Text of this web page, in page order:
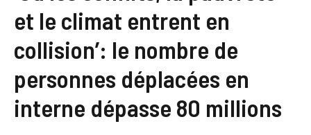
et le climat entrent en
collision’: le nombre de
personnes déplacées en
interne dépasse 80 millions